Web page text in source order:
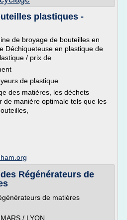
plastiques -
de broyage de bouteilles en
Déchiqueteuse en plastique de
/ prix de
de plastique
des matières, les déchets
de manière optimale tels que les
Régénérateurs de
de matières
/ LYON